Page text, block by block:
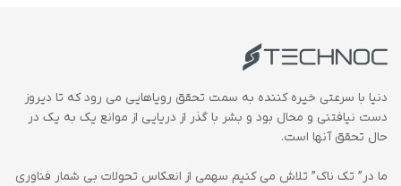
دنیا با سرعتی خیره کننده به سمت تحقق رویاهایی می رود که تا دیروز
دست نیافتنی و محال بود و بشر با گذر از دریایی از موانع یک به یک در
حال تحقق آنها است.
ما در” تک ناک” تلاش می کنیم سهمی از انعکاس تحولات بی شمار فناوری